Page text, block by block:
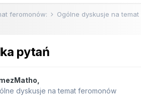
feromonów: Ogólne dyskusje na
pytań
dyskusje na temat feromonów